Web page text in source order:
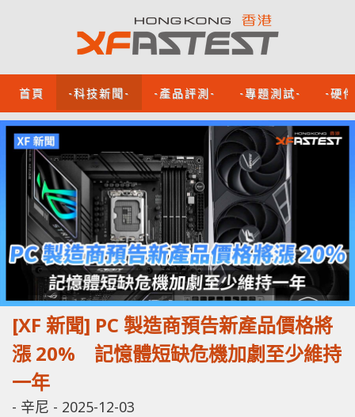
首頁 -科技新聞- -產品評測- -專題測試- -硬
[XF 新聞] PC 製造商預告新產品價格將
漲 20% 記憶體短缺危機加劇至少維持
一年
- 辛尼 - 2025-12-03